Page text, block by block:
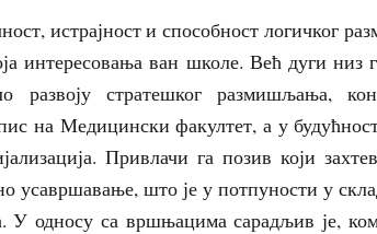
истрајност и способност логичког
интересовања ван школе. Већ дуги низ
стратешког размишљања,
на Медицински факултет, а у
Привлачи га позив који
усавршавање, што је у потпуности у
У односу са вршњацима сарадљив је,